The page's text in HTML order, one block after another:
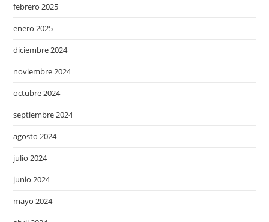
febrero 2025
enero 2025
diciembre 2024
noviembre 2024
octubre 2024
septiembre 2024
agosto 2024
julio 2024
junio 2024
mayo 2024